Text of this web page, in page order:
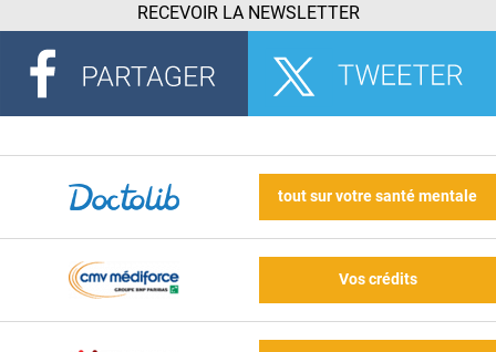
RECEVOIR LA NEWSLETTER
tout sur votre santé mentale
Vos crédits